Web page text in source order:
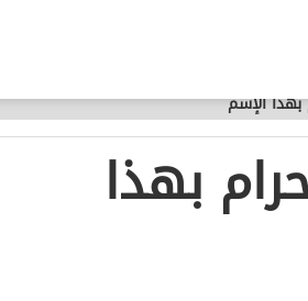
بهذا الإسم
بهذا